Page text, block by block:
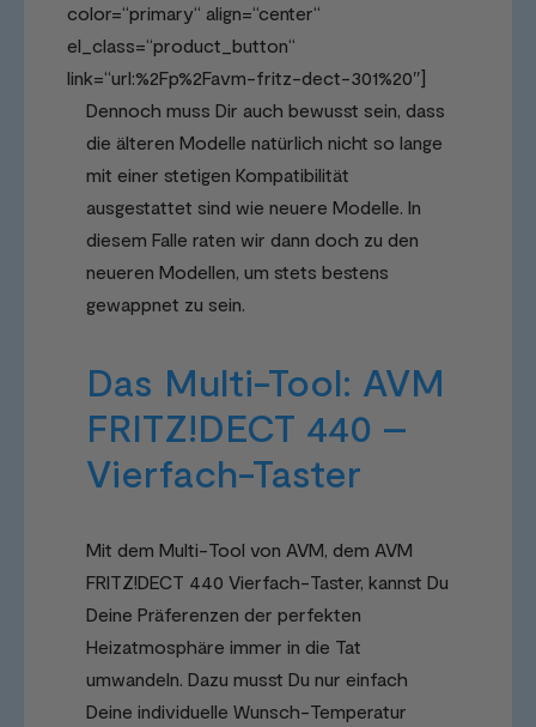
color=“primary“ align=“center“
el_class=“product_button“
link=“url:%2Fp%2Favm-fritz-dect-301%20″]
Dennoch muss Dir auch bewusst sein, dass
die älteren Modelle natürlich nicht so lange
mit einer stetigen Kompatibilität
ausgestattet sind wie neuere Modelle. In
diesem Falle raten wir dann doch zu den
neueren Modellen, um stets bestens
gewappnet zu sein.
Das Multi-Tool: AVM
FRITZ!DECT 440 –
Vierfach-Taster
Mit dem Multi-Tool von AVM, dem AVM
FRITZ!DECT 440 Vierfach-Taster, kannst Du
Deine Präferenzen der perfekten
Heizatmosphäre immer in die Tat
umwandeln. Dazu musst Du nur einfach
Deine individuelle Wunsch-Temperatur